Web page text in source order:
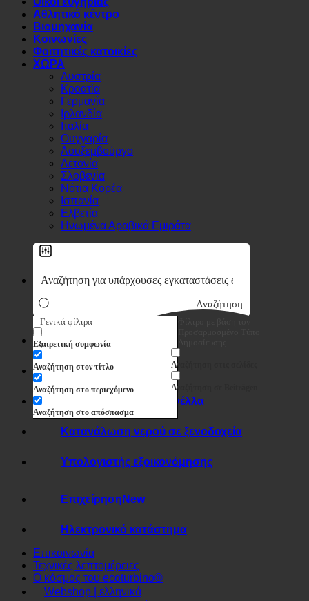
Ιατρικό
Οίκοι ευγηρίας
Αθλητικό κέντρο
Βιομηχανία
Κοινωνίες
Φοιτητικές κατοικίες
ΧΩΡΑ
Αυστρία
Κροατία
Γερμανία
Ιρλανδία
Ιταλία
Ουγγαρία
Λουξεμβούργο
Λετονία
Σλοβενία
Νότια Κορέα
Ισπανία
Ελβετία
Ηνωμένα Αραβικά Εμιράτα
Γενικά φίλτρα
Εξαιρετική συμφωνία
Αναζήτηση στον τίτλο
Αναζήτηση στο περιεχόμενο
Αναζήτηση στο απόσπασμα
Προσαρμοσμένο Τύπο
Δημοσίευσης
Αναζήτηση στις σελίδες
Αναζήτηση σε Beiträgen
Υγιεινή + άλατα
Σκληρό νερό + λεγεωνέλλα
Ηλεκτρονικό κατάστημα
Επικοινωνία
Τεχνικές λεπτομέρειες
Ο κόσμος του ecoturbino®